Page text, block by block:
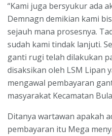
“Kami juga bersyukur ada
Demnagn demikian kami
sejauh mana prosesnya.
sudah kami tindak lanjuti.
ganti rugi telah dilakukan
disaksikan oleh LSM Lipan
mengawal pembayaran
masyarakat Kecamatan
Ditanya wartawan apakah
pembayaran itu Mega